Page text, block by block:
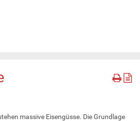
massive Eisengüsse. Die Grundlage